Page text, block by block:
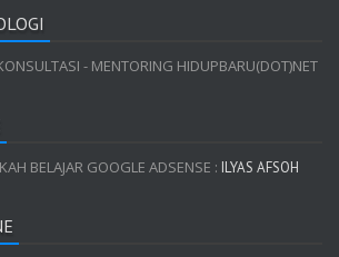
- MENTORING HIDUPBARU(DOT)NET
BELAJAR GOOGLE ADSENSE : ILYAS AFSOH